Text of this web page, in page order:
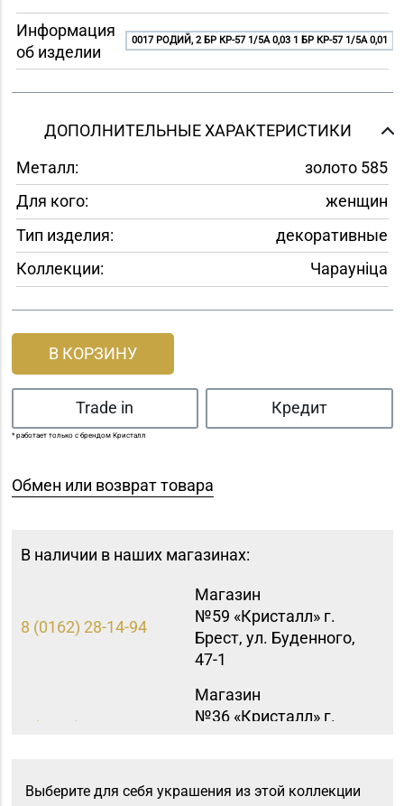
Информация
об изделии
0017 РОДИЙ, 2 БР КР-57 1/5A 0,03 1 БР КР-57 1/5A 0,01
ДОПОЛНИТЕЛЬНЫЕ ХАРАКТЕРИСТИКИ
Металл:
золото 585
Для кого:
женщин
Тип изделия:
декоративные
Коллекции:
Чараунiца
В КОРЗИНУ
Trade in Кредит
* работает только с брендом Кристалл
Обмен или возврат товара
В наличии в наших магазинах:
8 (0162) 28-14-94
Магазин
№59 «Кристалл» г.
Брест, ул. Буденного,
47-1
8 (0232) 33-27-22
Магазин
№36 «Кристалл» г.
Магазин
Выберите для себя украшения из этой коллекции